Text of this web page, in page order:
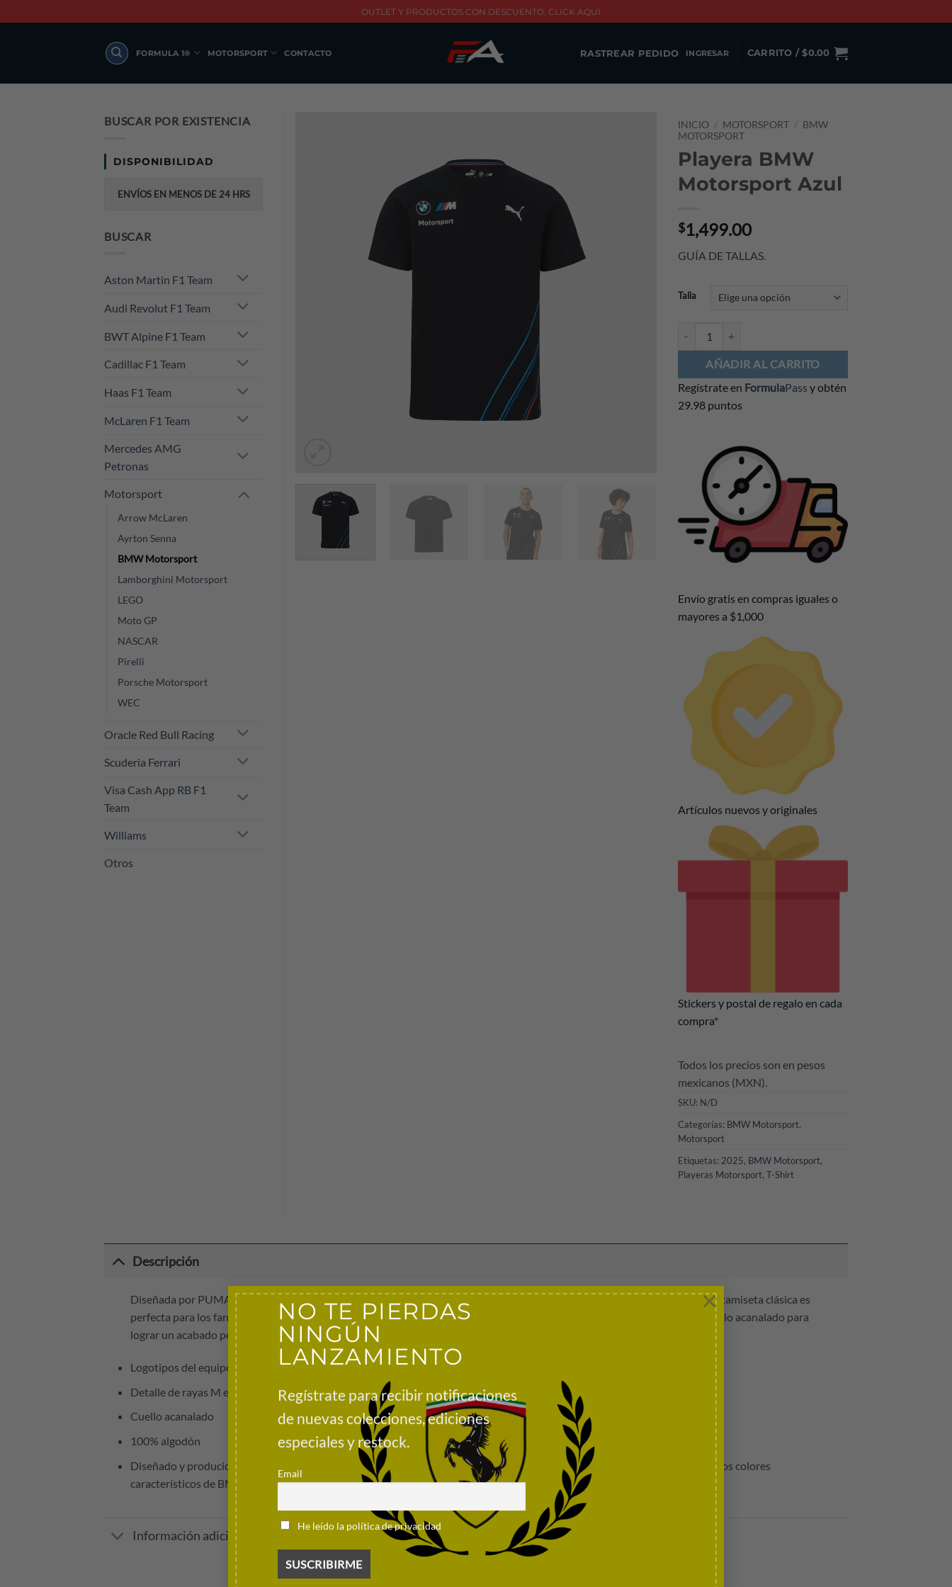
NO TE PIERDAS
NINGÚN
LANZAMIENTO
Regístrate para recibir notificaciones
de nuevas colecciones, ediciones
especiales y restock.
Email
He leído la política de privacidad
×
to
OUTLET Y PRODUCTOS CON DESCUENTO. CLICK AQUÍ
FORMULA 1® MOTORSPORT CONTACTO RASTREAR PEDIDO INGRESAR CARRITO /$0.00
INICIO / MOTORSPORT / BMW
MOTORSPORT
Playera BMW
Motorsport Azul
$1,499.00
GUÍA DE TALLAS
Talla
AÑADIR AL CARRITO
Regístrate en FormulaPass y obtén
29.98 puntos
Envío gratis en compras iguales o
mayores a $1,000
Artículos nuevos y originales
Stickers y postal de regalo en cada
compra*
Todos los precios son en pesos
mexicanos (MXN).
SKU: N/D
Categorías: BMW Motorsport,
Motorsport
Etiquetas: 2025, BMW Motorsport,
Playeras Motorsport, T-Shirt
BUSCAR POR EXISTENCIA
DISPONIBILIDAD
ENVÍOS EN MENOS DE 24 HRS
BUSCAR
Aston Martin F1 Team
Audi Revolut F1 Team
BWT Alpine F1 Team
Cadillac F1 Team
Haas F1 Team
McLaren F1 Team
Mercedes AMG
Petronas
Motorsport
Arrow McLaren
Ayrton Senna
BMW Motorsport
Lamborghini Motorsport
LEGO
Moto GP
NASCAR
Pirelli
Porsche Motorsport
WEC
Oracle Red Bull Racing
Scuderia Ferrari
Visa Cash App RB F1
Team
Williams
Otros
Descripción
Diseñada por PUMA en colaboración con BMW, la nueva Playera BMW Motorsport Azul muestra el legado de BMW. Esta camiseta clásica es
perfecta para los fanáticos de BMW Motorsport y cuenta con el logotipo del felino de PUMA en la parte delantera y un cuello acanalado para
lograr un acabado perfecto.
Logotipos del equipo en el pecho.
Detalle de rayas M en el cuerpo principal
Cuello acanalado
100% algodón
Diseñado y producido por PUMA en asociación con BMW, la mercancía oficial de BMW Motorsport con licencia, presenta los colores
característicos de BMW Motorsport y los logotipos de los patrocinadores.
Información adicional